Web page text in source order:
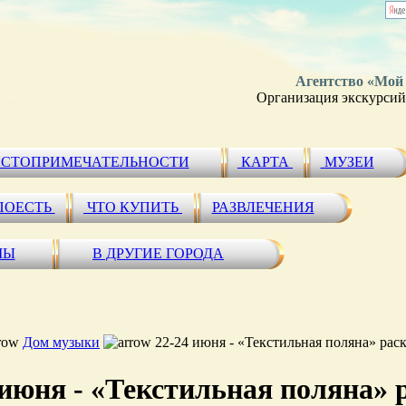
Агентство «Мой
Организация
КАРТА МУЗЕИ
ЧТО КУПИТЬ РАЗВЛЕЧЕНИЯ
В ДРУГИЕ ГОРОДА
Дом музыки 22-24 июня - «Текстильная поляна»
- «Текстильная поляна»